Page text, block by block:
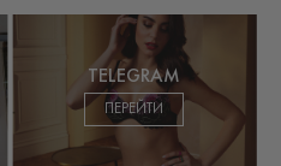
TELEGRAM
ПЕРЕЙТИ